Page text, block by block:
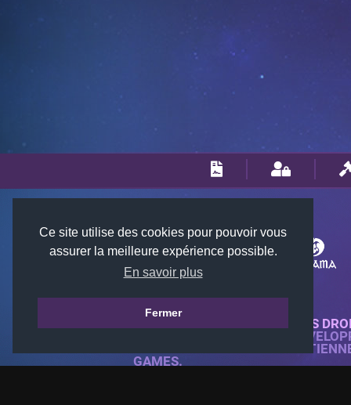
Ce site utilise des cookies pour pouvoir vous
assurer la meilleure expérience possible.
En savoir plus
Fermer
© 2018-2026 KTARENA. TOUS
SITE WEB ENTIÈREMENT
TOUTES LES IMAGES
GAMES.